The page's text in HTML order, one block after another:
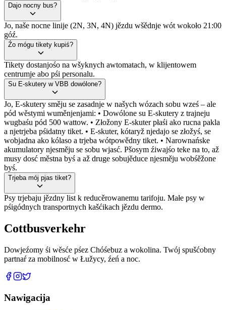
Dajo nocny bus?
Jo, naše nocne linije (2N, 3N, 4N) jězdu wšědnje wót wokoło 21:00
góź.
Źo mógu tikety kupiś?
Tikety dostanjośo na wšyknych awtomatach, w klijentowem
centrumje abo pśi personalu.
Su E-skutery w VBB dowólone?
Jo, E-skutery směju se zasadnje w našych wózach sobu wześ – ale
pód wěstymi wuměnjenjami: • Dowólone su E-skutery z trajneju
wugbaśu pód 500 wattow. • Złožony E-skuter płaśi ako rucna pakla
a njetrjeba pśidatny tiket. • E-skuter, kótaryž njedajo se złožyś, se
wobjadna ako kólaso a trjeba wótpowědny tiket. • Narownańske
akumulatory njesměju se sobu wjasć. Pšosym źiwajśo teke na to, až
musy dosć městna byś a až druge sobujěduce njesměju wobśěžone
byś.
Trjeba mój pjas tiket?
Psy trjebaju jězdny list k reducěrowanemu tarifoju. Małe psy w
pśigódnych transportnych kašćikach jězdu dermo.
Cottbusverkehr
Dowjeźomy śi wěsće pśez Chóśebuz a wokolina. Twój spušćobny
partnaŕ za mobilnosć w Łužycy, źeń a noc.
Nawigacija